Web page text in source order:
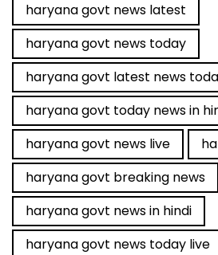
haryana govt news latest
haryana govt news today
haryana govt latest news toda
haryana govt today news in
haryana govt news live
haryana govt breaking news
haryana govt news in hindi
haryana govt news today live